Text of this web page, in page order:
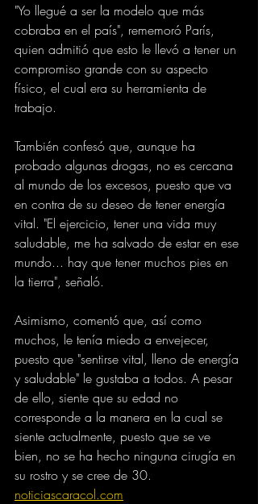
"Yo llegué a ser la modelo que más
cobraba en el país", rememoró París,
quien admitió que esto le llevó a tener un
compromiso grande con su aspecto
físico, el cual era su herramienta de
trabajo.
También confesó que, aunque ha
probado algunas drogas, no es cercana
al mundo de los excesos, puesto que va
en contra de su deseo de tener energía
vital. "El ejercicio, tener una vida muy
saludable, me ha salvado de estar en ese
mundo... hay que tener muchos pies en
la tierra", señaló.
Asimismo, comentó que, así como
muchos, le tenía miedo a envejecer,
puesto que "sentirse vital, lleno de energía
y saludable" le gustaba a todos. A pesar
de ello, siente que su edad no
corresponde a la manera en la cual se
siente actualmente, puesto que se ve
bien, no se ha hecho ninguna cirugía en
su rostro y se cree de 30.
noticiascaracol.com